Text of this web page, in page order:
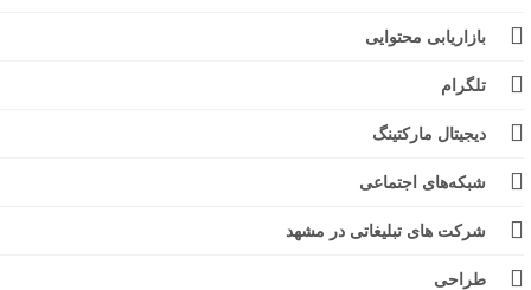
بازاریابی محتوایی
تلگرام
دیجیتال مارکتینگ
شبکه‌های اجتماعی
شرکت های تبلیغاتی در مشهد
طراحی